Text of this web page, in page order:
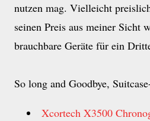
nutzen mag. Vielleicht
seinen Preis aus meiner Sicht
brauchbare Geräte für ein
So long and Goodbye,
Xcortech X3500